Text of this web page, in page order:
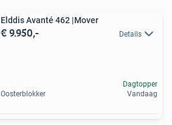
Elddis Avanté 462 |Mover
€ 9.950,- Details
Oosterblokker
Dagtopper
Vandaag